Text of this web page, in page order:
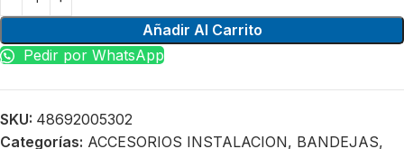
Añadir Al Carrito
Pedir por WhatsApp
SKU: 48692005302
Categorías: ACCESORIOS INSTALACION, BANDEJAS,